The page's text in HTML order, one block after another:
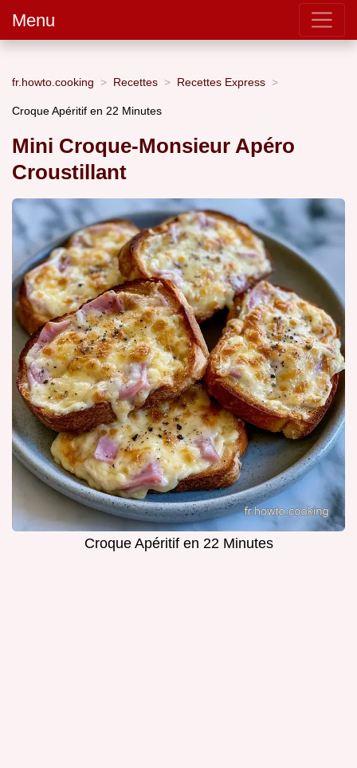
Menu
fr.howto.cooking Recettes Recettes Express
Croque Apéritif en 22 Minutes
Mini Croque-Monsieur Apéro
Croustillant
Croque Apéritif en 22 Minutes